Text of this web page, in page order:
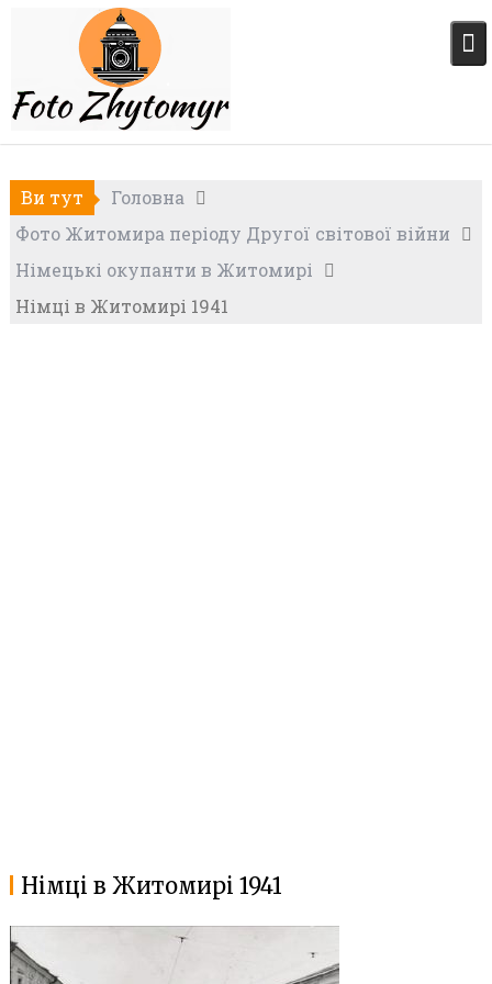
Ви тут
Головна
Фото Житомира періоду Другої світової війни
Німецькі окупанти в Житомирі
Німці в Житомирі 1941
Німці в Житомирі 1941